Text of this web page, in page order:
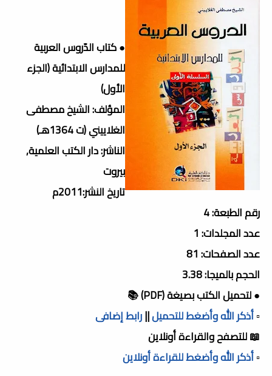
● كتاب الدّروس العربية
للمدارس الابتدائية (الجزء
الأول)
المؤلف: الشيخ مصطفى
الغلاييني (ت 1364هـ)
الناشر: دار الكتب العلمية,
بيروت
تاريخ النشر:2011م
رقم الطبعة: 4
عدد المجلدات: 1
عدد الصفحات: 81
الحجم بالميجا: 3.38
● لتحميل الكتب بصيغة (PDF) 📚
▫️أذكر الله وأضغط للتحميل||رابط إضافى
📖 للتصفح والقراءة أونلاين
▫️أذكر الله وأضغط للقراءة أونلاين